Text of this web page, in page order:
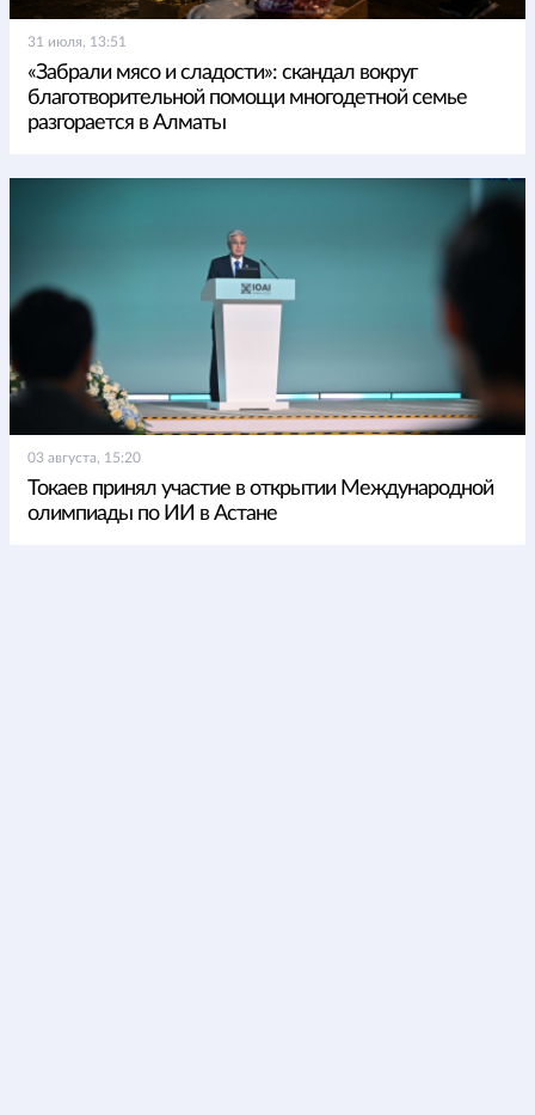
31 июля, 13:51
«Забрали мясо и сладости»: скандал вокруг
благотворительной помощи многодетной семье
разгорается в Алматы
03 августа, 15:20
Токаев принял участие в открытии Международной
олимпиады по ИИ в Астане